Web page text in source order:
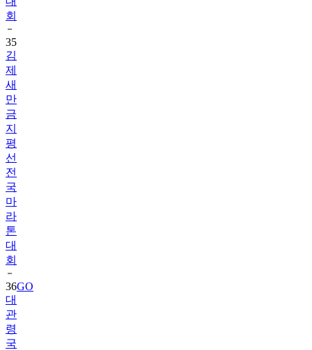
회
35
김
제
새
만
금
지
평
선
전
국
마
라
톤
대
회
36GO
대
관
령
국